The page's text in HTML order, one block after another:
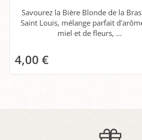
Savourez la Bière Blonde de la
Saint Louis, mélange parfait
miel et de fleurs, ...
4,00 €